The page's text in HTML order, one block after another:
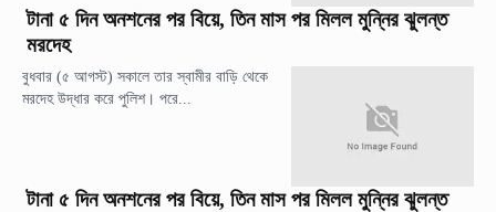
টানা ৫ দিন অনশনের পর বিয়ে, তিন মাস পর মিলল মুন্নির ঝুলন্ত
মরদেহ
বুধবার (৫ আগস্ট) সকালে তার স্বামীর বাড়ি থেকে
মরদেহ উদ্ধার করে পুলিশ। পরে...
টানা ৫ দিন অনশনের পর বিয়ে, তিন মাস পর মিলল মুন্নির ঝুলন্ত